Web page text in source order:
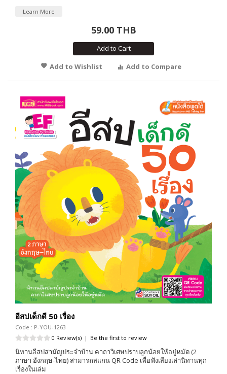
Learn More
59.00 THB
Add to Cart
Add to Wishlist
Add to Compare
อีสปเด็กดี 50 เรื่อง
Code : P-YOU-1263
0 Review(s) | Be the first to review
นิทานอีสปสามัญประจำบ้าน คาถาวิเศษปราบลูกน้อยให้อยู่หมัด (2
ภาษา อังกฤษ-ไทย) สามารถสแกน QR Code เพื่อฟังเสียงเล่านิทานทุก
เรื่องในเล่ม